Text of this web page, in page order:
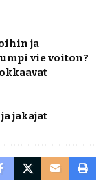
ja
vie voiton?
jakajat